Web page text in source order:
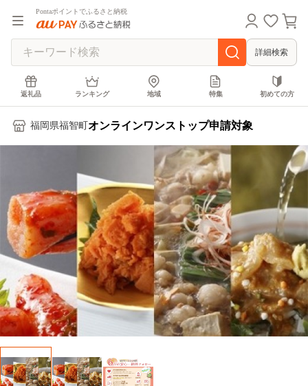
Pontaポイントでふるさと納税
詳細検索
返礼品 ランキング 地域 特集 初めての方
福岡県福智町 オンラインワンストップ申請対象